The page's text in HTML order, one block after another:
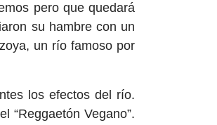
pero que quedará
su hambre con un
un río famoso por
los efectos del río.
“Reggaetón Vegano”.